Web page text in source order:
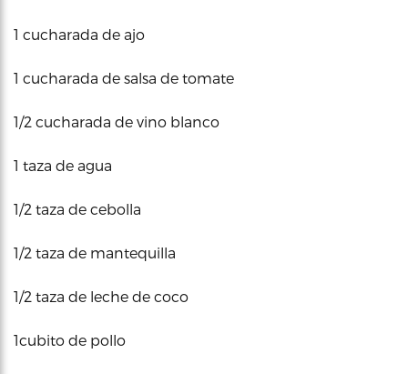
1 cucharada de ajo
1 cucharada de salsa de tomate
1/2 cucharada de vino blanco
1 taza de agua
1/2 taza de cebolla
1/2 taza de mantequilla
1/2 taza de leche de coco
1cubito de pollo